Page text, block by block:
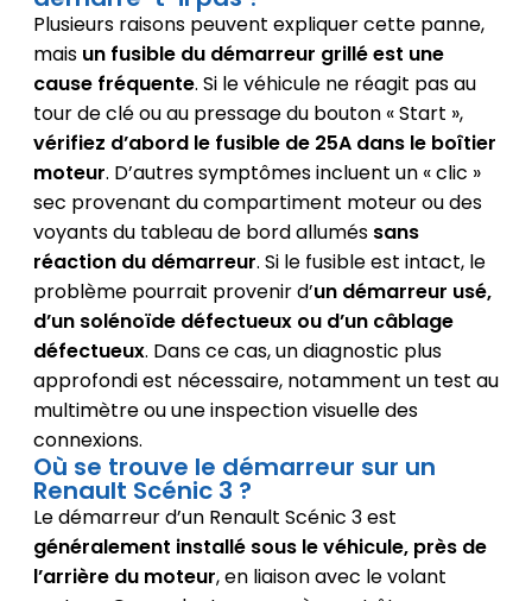
Plusieurs raisons peuvent expliquer cette panne,
mais un fusible du démarreur grillé est une
cause fréquente. Si le véhicule ne réagit pas au
tour de clé ou au pressage du bouton « Start »,
vérifiez d’abord le fusible de 25A dans le boîtier
moteur. D’autres symptômes incluent un « clic »
sec provenant du compartiment moteur ou des
voyants du tableau de bord allumés sans
réaction du démarreur. Si le fusible est intact, le
problème pourrait provenir d’un démarreur usé,
d’un solénoïde défectueux ou d’un câblage
défectueux. Dans ce cas, un diagnostic plus
approfondi est nécessaire, notamment un test au
multimètre ou une inspection visuelle des
connexions.
Où se trouve le démarreur sur un
Renault Scénic 3 ?
Le démarreur d’un Renault Scénic 3 est
généralement installé sous le véhicule, près de
l’arrière du moteur, en liaison avec le volant